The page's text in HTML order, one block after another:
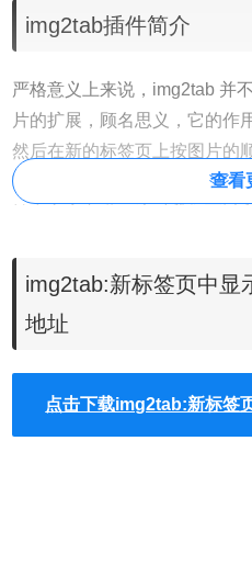
img2tab插件简介
严格意义上来说，img2tab 并
片的扩展，顾名思义，它的作
然后在新的标签页上按图片的
它的应用场景也很多，譬如一
录/相册列表等网页上，你也
img2tab插件使用方法
1.img2tab插件安装
查看
img2tab:新标签页中显
地址
点击下载img2tab:新标签